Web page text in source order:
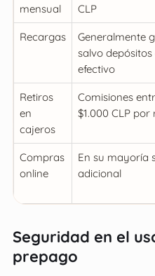
mensual
CLP
Recargas
Generalmente
salvo depósitos
efectivo
Retiros
en
cajeros
Comisiones
$1.000 CLP por
Compras
online
En su mayoría
adicional
Seguridad en el
prepago